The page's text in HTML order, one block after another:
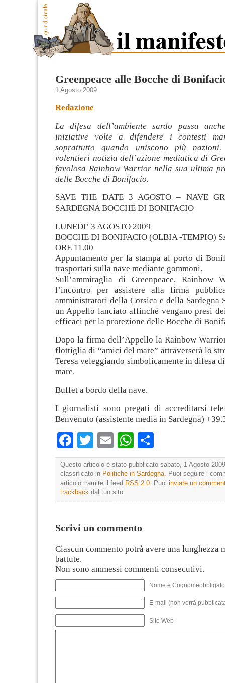
Greenpeace alle Bocche di
1 Agosto 2009
Redazione
La difesa dell’ambiente sardo passa
iniziative volte a difendere i contesti
soprattutto quando uniscono più
volentieri notizia dell’azione mediatica di
favolosa Rainbow Warrior nella sua ultima
delle Bocche di Bonifacio.
SAVE THE DATE 3 AGOSTO – NAVE
SARDEGNA BOCCHE DI BONIFACIO
LUNEDI’ 3 AGOSTO 2009
BOCCHE DI BONIFACIO (OLBIA -TEMPIO)
ORE 11.00
Appuntamento per la stampa al porto di
trasportati sulla nave mediante gommoni.
Sull’ammiraglia di Greenpeace, Rainbow
l’incontro per assistere alla firma
amministratori della Corsica e della Sardegna
un Appello lanciato affinché vengano presi
efficaci per la protezione delle Bocche di
Dopo la firma dell’Appello la Rainbow
flottiglia di “amici del mare” attraverserà lo
Teresa veleggiando simbolicamente in difesa
mare.
Buffet a bordo della nave.
I giornalisti sono pregati di accreditarsi
Benvenuto (assistente media in Sardegna)
Facebook
TwitterEmailWhatsApp
Questo articolo è stato pubblicato sabato, 1 Agosto
classificato in Politiche in Sardegna. Puoi seguire i
articolo tramite il feed RSS 2.0. Puoi inviare un
trackback dal tuo sito.
Scrivi un commento
Ciascun commento potrà avere una lunghezza
battute.
Non sono ammessi commenti consecutivi.
Nome e
E-mail (non verrà
Sito Web